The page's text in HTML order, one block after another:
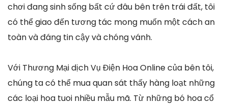
chơi đang sinh sống bất cứ đâu bên trên trái đất, tôi
có thể giao đến tương tác mong muốn một cách an
toàn và đáng tin cậy và chóng vánh.
Với Thương Mại dịch Vụ Điện Hoa Online của bên tôi,
chúng ta có thể mua quan sát thấy hàng loạt những
các loại hoa tuoi nhiều mẫu mã. Từ những bó hoa cổ